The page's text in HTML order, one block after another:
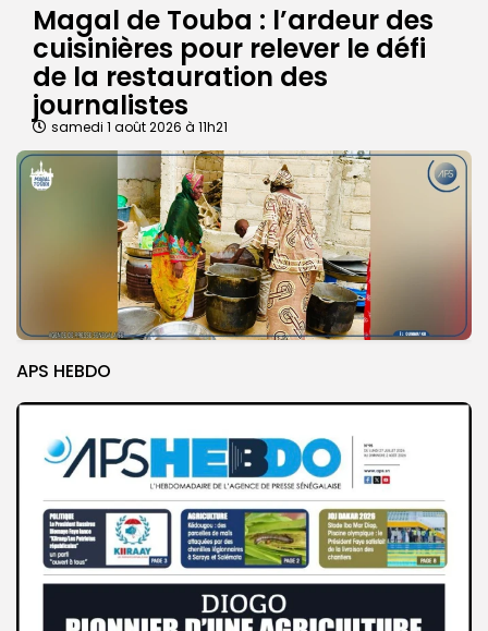
Magal de Touba : l’ardeur des
cuisinières pour relever le défi
de la restauration des
journalistes
samedi 1 août 2026 à 11h21
APS HEBDO